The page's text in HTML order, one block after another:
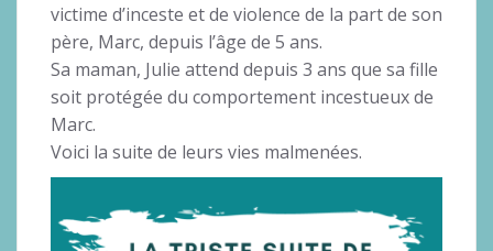
victime d’inceste et de violence de la part de son
père, Marc, depuis l’âge de 5 ans.
Sa maman, Julie attend depuis 3 ans que sa fille
soit protégée du comportement incestueux de
Marc.
Voici la suite de leurs vies malmenées.